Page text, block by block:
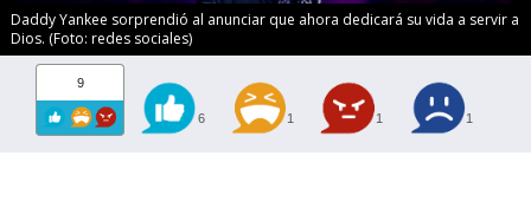
Daddy Yankee sorprendió al anunciar que ahora dedicará su vida a servir a
Dios. (Foto: redes sociales)
9
6 1 1 1